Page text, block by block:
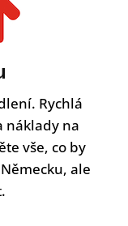
Rychlá
náklady na
vše, co by
ale